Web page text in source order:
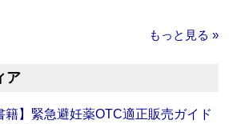
もっと見る »
ア
籍】緊急避妊薬OTC適正販売ガイド